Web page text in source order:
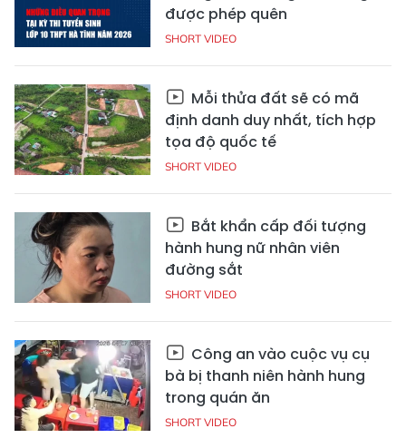
được phép quên
SHORT VIDEO
Mỗi thửa đất sẽ có mã
định danh duy nhất, tích hợp
tọa độ quốc tế
SHORT VIDEO
Bắt khẩn cấp đối tượng
hành hung nữ nhân viên
đường sắt
SHORT VIDEO
Công an vào cuộc vụ cụ
bà bị thanh niên hành hung
trong quán ăn
SHORT VIDEO